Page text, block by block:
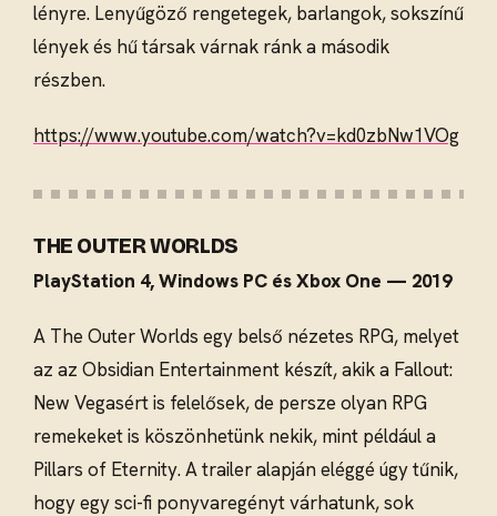
lényre. Lenyűgöző rengetegek, barlangok, sokszínű
lények és hű társak várnak ránk a második
részben.
https://www.youtube.com/watch?v=kd0zbNw1VOg
THE OUTER WORLDS
PlayStation 4, Windows PC és Xbox One — 2019
A The Outer Worlds egy belső nézetes RPG, melyet
az az Obsidian Entertainment készít, akik a Fallout:
New Vegasért is felelősek, de persze olyan RPG
remekeket is köszönhetünk nekik, mint például a
Pillars of Eternity. A trailer alapján eléggé úgy tűnik,
hogy egy sci-fi ponyvaregényt várhatunk, sok